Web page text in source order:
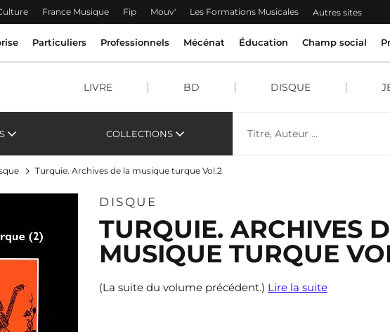
France Musique Fip Mouv' Les Formations Musicales Autres sites
Particuliers Professionnels Mécénat Éducation Champ social
LIVRE BD DISQUE
COLLECTIONS
Turquie. Archives de la musique turque Vol.2
DISQUE
TURQUIE. ARCHIVES
MUSIQUE TURQUE
(La suite du volume précédent.) Lire la suite